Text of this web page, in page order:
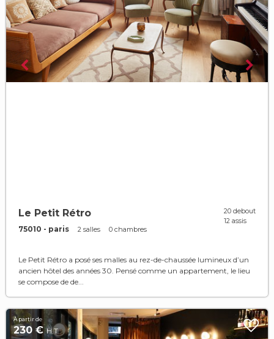
Le Petit Rétro
75010 - paris 2 salles 0 chambres
20 debout
12 assis
Le Petit Rétro a posé ses malles au rez-de-chaussée lumineux d’un
ancien hôtel des années 30. Pensé comme un appartement, le lieu
se compose de de...
À partir de
230 €H.T